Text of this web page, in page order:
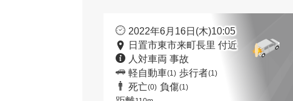
2022年6月16日(木)10:05
日置市東市来町長里 付近
人対車両 事故
軽自動車(1) 歩行者(1)
死亡(0) 負傷(1)